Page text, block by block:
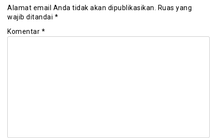
Alamat email Anda tidak akan dipublikasikan.
Ruas yang
wajib ditandai *
Komentar *